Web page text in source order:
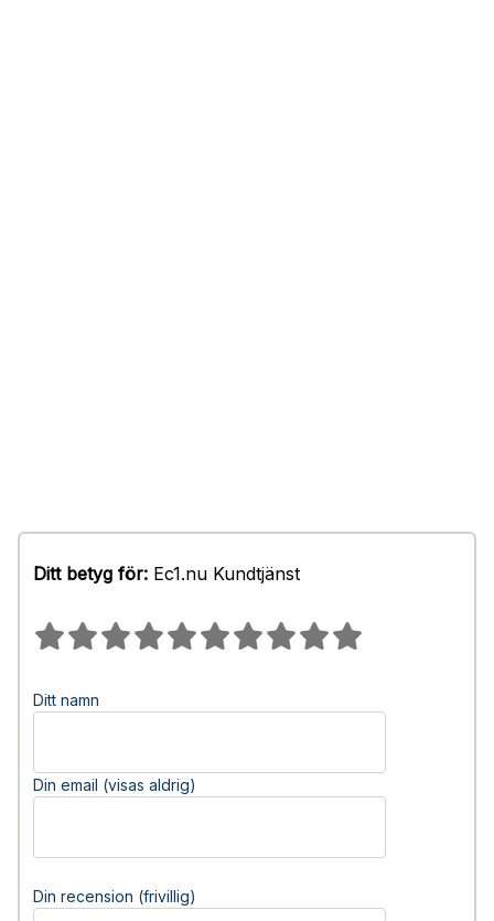
Ditt betyg för: Ec1.nu Kundtjänst
Ditt namn
Din email (visas aldrig)
Din recension (frivillig)